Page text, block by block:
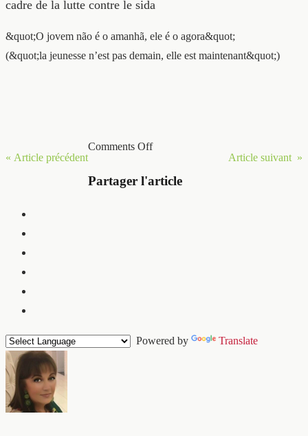
cadre de la lutte contre le sida
&quot;O jovem não é o amanhã, ele é o agora&quot;
(&quot;la jeunesse n’est pas demain, elle est maintenant&quot;)
« Article précédent Article suivant »
Comments Off
Partager l'article
Powered by Translate